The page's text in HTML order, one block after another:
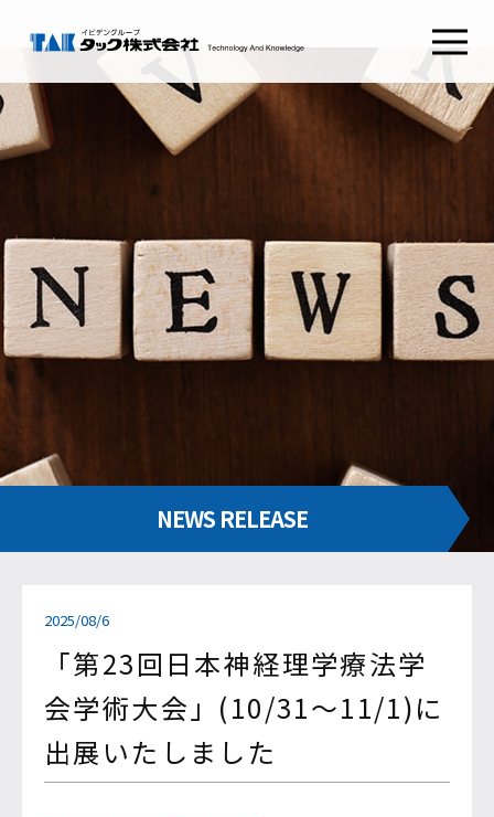
タックSecurePlatform
ABOUT TAK
わたしたちの想い
経営理念
沿革
CSRとSDGs
イビデンウェイ
グループ会社
お役立ち情報
採用情報
RECRUIT
お問い合わせ
NEWS RELEASE
2025/08/6
「第23回日本神経理学療法学
会学術大会」(10/31～11/1)に
出展いたしました